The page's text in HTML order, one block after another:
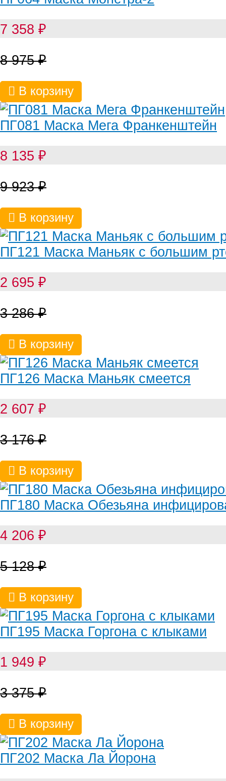
7 358 ₽
8 975₽
В корзину
ПГ081 Маска Мега Франкенштейн
8 135 ₽
9 923₽
В корзину
ПГ121 Маска Маньяк с большим
2 695 ₽
3 286₽
В корзину
ПГ126 Маска Маньяк смеется
2 607 ₽
3 176₽
В корзину
ПГ180 Маска Обезьяна
4 206 ₽
5 128₽
В корзину
ПГ195 Маска Горгона с клыками
1 949 ₽
3 375₽
В корзину
ПГ202 Маска Ла Йорона